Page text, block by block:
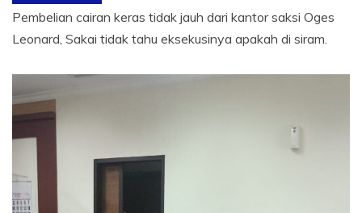
Pembelian cairan keras tidak jauh dari kantor saksi Oges
Leonard, Sakai tidak tahu eksekusinya apakah di siram.